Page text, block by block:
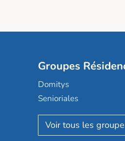
Groupes
Domitys
Senioriales
Nohée
Les Résidentiels